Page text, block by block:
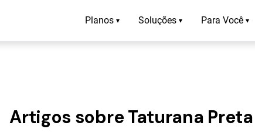
Planos ▾ Soluções ▾ Para Você ▾
Artigos sobre Taturana Preta